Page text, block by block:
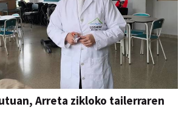
Arreta zikloko tailerraren